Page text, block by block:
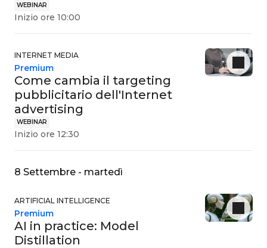
WEBINAR
Inizio ore 10:00
INTERNET MEDIA
WEBINAR
Come cambia il targeting
pubblicitario dell'Internet
advertising
Premium
Inizio ore 12:30
8 Settembre - martedì
ARTIFICIAL INTELLIGENCE
AI in practice: Model
Distillation
Premium